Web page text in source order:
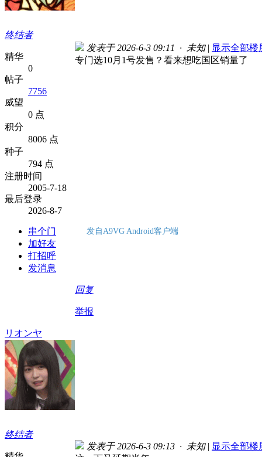
终结者
精华
0
帖子
7756
威望
0 点
积分
8006 点
种子
794 点
注册时间
2005-7-18
最后登录
2026-8-7
串个门
加好友
打招呼
发消息
发表于 2026-6-3 09:11 · 未知 | 显示全部楼
专门选10月1号发售？看来想吃国区销量了
发自A9VG Android客户端
回复
举报
リオンヤ
终结者
发表于 2026-6-3 09:13 · 未知 | 显示全部楼